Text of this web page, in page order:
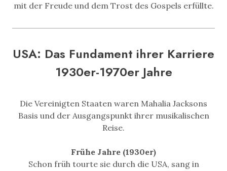
mit der Freude und dem Trost des Gospels erfüllte.
USA: Das Fundament ihrer Karriere
1930er-1970er Jahre
Die Vereinigten Staaten waren Mahalia Jacksons
Basis und der Ausgangspunkt ihrer musikalischen
Reise.
Frühe Jahre (1930er)
Schon früh tourte sie durch die USA, sang in